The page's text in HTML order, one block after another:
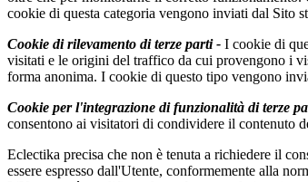
cookie di questa categoria vengono inviati dal Sito
Cookie di rilevamento di terze parti - I cookie di
visitati e le origini del traffico da cui provengono i
forma anonima. I cookie di questo tipo vengono
Cookie per l'integrazione di funzionalità di terze
consentono ai visitatori di condividere il contenuto
Eclectika precisa che non è tenuta a richiedere il
essere espresso dall'Utente, conformemente alla